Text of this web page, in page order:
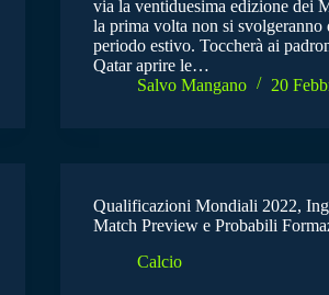
via la ventiduesima edizione dei
la prima volta non si svolgeranno
periodo estivo. Toccherà ai
Qatar aprire le…
Salvo Mangano
20
Qualificazioni Mondiali 2022,
Match Preview e Probabili
Calcio